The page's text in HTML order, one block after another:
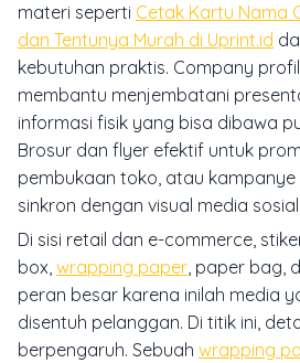
materi seperti Cetak Kartu Nama
dan Tentunya Murah di Uprint.id
kebutuhan praktis. Company
membantu menjembatani
informasi fisik yang bisa dibawa
Brosur dan flyer efektif untuk
pembukaan toko, atau
sinkron dengan visual media sosial.
Di sisi retail dan e-commerce,
box, wrapping paper, paper bag,
peran besar karena inilah media
disentuh pelanggan. Di titik ini,
berpengaruh. Sebuah wrapping